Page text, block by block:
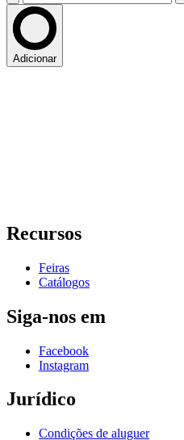
Adicionar
Recursos
Feiras
Catálogos
Siga-nos em
Facebook
Instagram
Jurídico
Condições de aluguer